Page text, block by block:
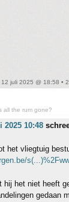
12 juli 2025 @ 18:58 •
all the rum gone?
2025 10:48
het vliegtuig
hij het niet heeft
gedaan